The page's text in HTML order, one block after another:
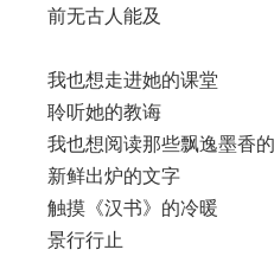
前无古人能及
我也想走进她的课堂
聆听她的教诲
我也想阅读那些飘逸墨香的
新鲜出炉的文字
触摸《汉书》的冷暖
景行行止